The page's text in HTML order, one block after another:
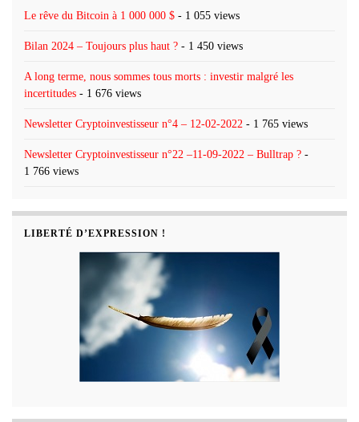
Le rêve du Bitcoin à 1 000 000 $ - 1 055 views
Bilan 2024 – Toujours plus haut ? - 1 450 views
A long terme, nous sommes tous morts : investir malgré les
incertitudes - 1 676 views
Newsletter Cryptoinvestisseur n°4 – 12-02-2022 - 1 765 views
Newsletter Cryptoinvestisseur n°22 –11-09-2022 – Bulltrap ? -
1 766 views
LIBERTÉ D’EXPRESSION !